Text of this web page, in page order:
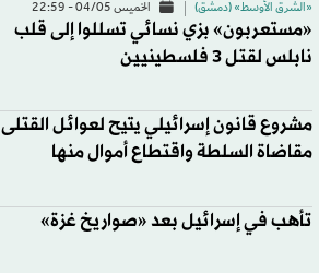
«الشرق الأوسط» (دمشق) الخميس 04/05 - 22:59
«مستعربون» بزي نسائي تسللوا إلى قلب
نابلس لقتل 3 فلسطينيين
مشروع قانون إسرائيلي يتيح لعوائل القتلى
مقاضاة السلطة واقتطاع أموال منها
تأهب في إسرائيل بعد «صواريخ غزة»